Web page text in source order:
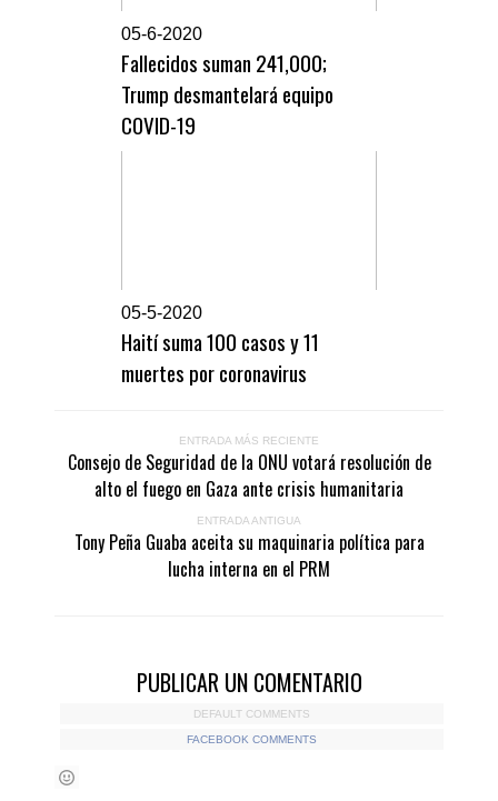
05-6-2020
Fallecidos suman 241,000;
Trump desmantelará equipo
COVID-19
05-5-2020
Haití suma 100 casos y 11
muertes por coronavirus
ENTRADA MÁS RECIENTE
Consejo de Seguridad de la ONU votará resolución de
alto el fuego en Gaza ante crisis humanitaria
ENTRADA ANTIGUA
Tony Peña Guaba aceita su maquinaria política para
lucha interna en el PRM
PUBLICAR UN COMENTARIO
DEFAULT COMMENTS
FACEBOOK COMMENTS